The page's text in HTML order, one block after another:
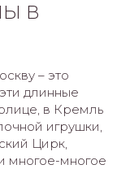
В
– это
длинные
в Кремль
игрушки,
Цирк,
многое-многое